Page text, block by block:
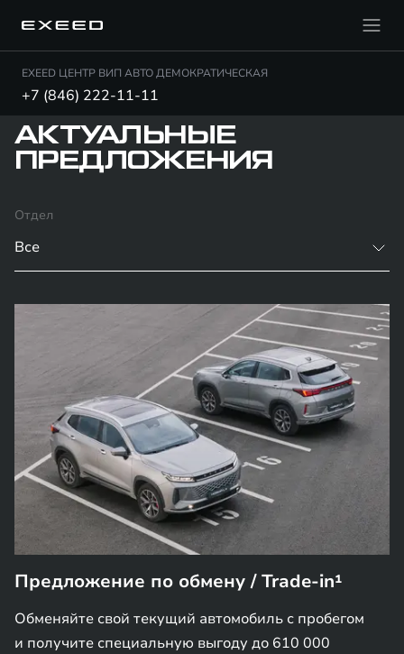
EXEED ЦЕНТР ВИП АВТО ДЕМОКРАТИЧЕСКАЯ
+7 (846) 222-11-11
АКТУАЛЬНЫЕ
ПРЕДЛОЖЕНИЯ
Отдел
Все
Предложение по обмену / Trade-in¹
Обменяйте свой текущий автомобиль с пробегом
и получите специальную выгоду до 610 000